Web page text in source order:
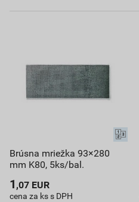
Brúsna mriežka 93×280
mm K80, 5ks/bal.
1 ,07 EUR
cena za ks s DPH